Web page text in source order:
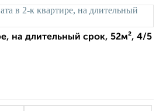
на длительный срок, 52м², 4/5